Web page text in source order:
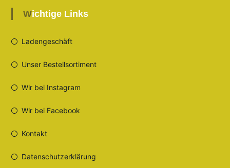
Wichtige Links
Ladengeschäft
Unser Bestellsortiment
Wir bei Instagram
Wir bei Facebook
Kontakt
Datenschutzerklärung